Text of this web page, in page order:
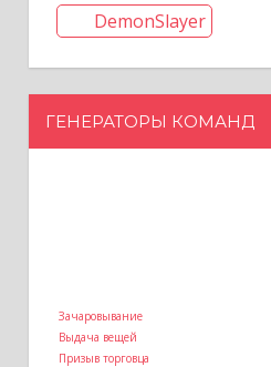
DemonSlayer
ГЕНЕРАТОРЫ КОМАНД
Зачаровывание
Выдача вещей
Призыв торговца